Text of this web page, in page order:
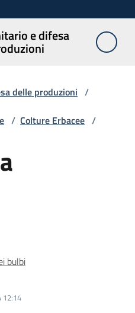
e difesa
delle produzioni /
/ Colture Erbacee /
bulbi
12:14